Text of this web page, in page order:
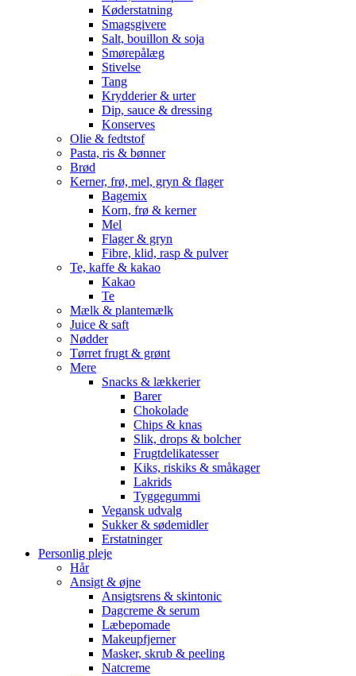
Køderstatning
Smagsgivere
Salt, bouillon & soja
Smørepålæg
Stivelse
Tang
Krydderier & urter
Dip, sauce & dressing
Konserves
Olie & fedtstof
Pasta, ris & bønner
Brød
Kerner, frø, mel, gryn & flager
Bagemix
Korn, frø & kerner
Mel
Flager & gryn
Fibre, klid, rasp & pulver
Te, kaffe & kakao
Kakao
Te
Mælk & plantemælk
Juice & saft
Nødder
Tørret frugt & grønt
Mere
Snacks & lækkerier
Barer
Chokolade
Chips & knas
Slik, drops & bolcher
Frugtdelikatesser
Kiks, riskiks & småkager
Lakrids
Tyggegummi
Vegansk udvalg
Sukker & sødemidler
Erstatninger
Personlig pleje
Hår
Ansigt & øjne
Ansigtsrens & skintonic
Dagcreme & serum
Læbepomade
Makeupfjerner
Masker, skrub & peeling
Natcreme